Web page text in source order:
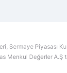
Sermaye Piyasası
Menkul Değerler A.Ş